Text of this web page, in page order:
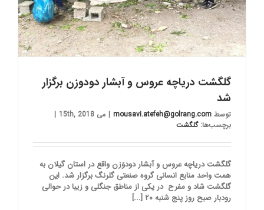
گلگشت دریاچه عروس و آبشار دودوزن برگزار
شد
توسط mousavi.atefeh@golrang.com
| می 15th, 2018
|
برچسب‌ها:گلگشت
گلگشت دریاچه عروس و آبشار دودوَزن واقع در استان گیلان به
همت واحد منابع انسانی گروه صنعتی گلرنگ برگزار شد. این
گلگشت شاد و مفرح در یکی از مناطق جنگلی و زیبا در حوالی
رودبار صبح روز پنج شنبه ۲۰ [...]